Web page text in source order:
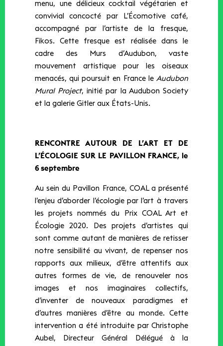
menu, une délicieux cocktail végétarien et
convivial concocté par L’Écomotive café,
accompagné par l’artiste de la fresque,
Fikos. Cette fresque est réalisée dans le
cadre des Murs d’Audubon, vaste
mouvement artistique pour les oiseaux
menacés, qui poursuit en France leAudubon
Mural Project, initié par la Audubon Society
et la galerie Gitler aux États-Unis.
RENCONTRE AUTOUR DE L’ART ET DE
L’ÉCOLOGIE SUR LE PAVILLON FRANCE, le
6 septembre
Au sein du Pavillon France, COAL a présenté
l’enjeu d’aborder l’écologie par l’art à travers
les projets nommés du Prix COAL Art et
Écologie 2020. Des projets d’artistes qui
sont comme autant de manières de retisser
notre sensibilité au vivant, de repenser nos
rapports aux milieux, d’être attentifs aux
autres formes de vie, de renouveler nos
images et nos imaginaires collectifs,
d’inventer de nouveaux paradigmes et
d’autres manières d’être au monde. Cette
intervention a été introduite par Christophe
Aubel, Directeur Général Délégué à la